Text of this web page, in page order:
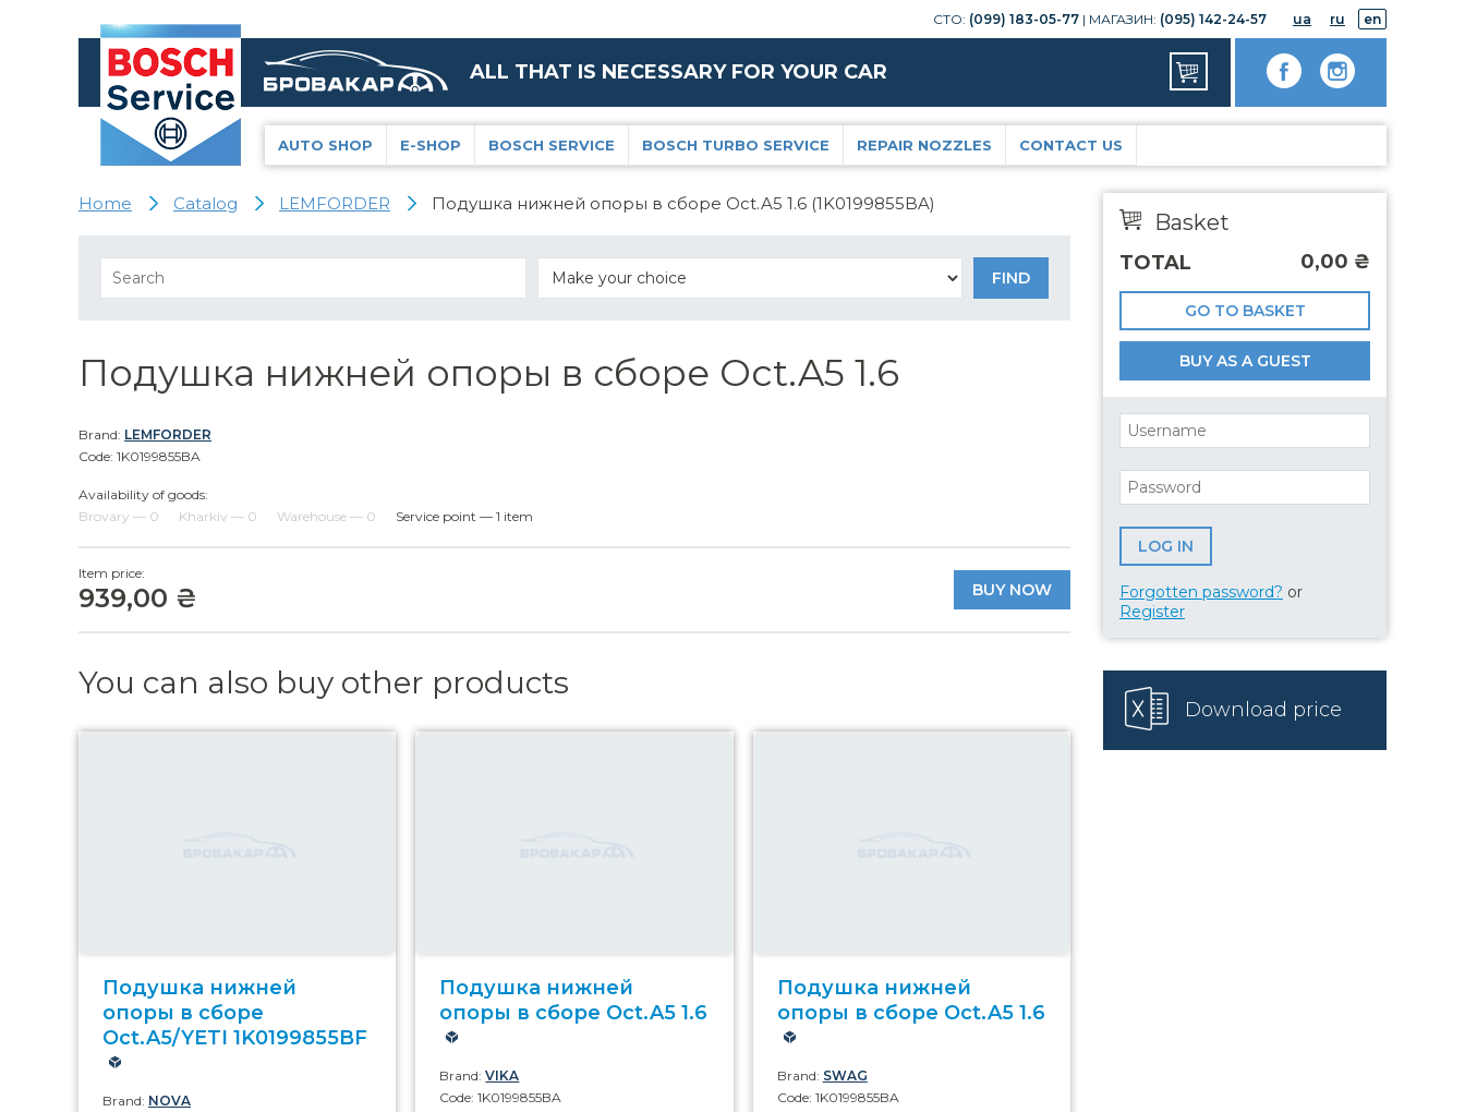
СТО: (099) 183-05-77 | МАГАЗИН: (095) 142-24-57 ua ru en
ALL THAT IS NECESSARY FOR YOUR CAR
AUTO SHOP E-SHOP BOSCH SERVICE BOSCH TURBO SERVICE REPAIR NOZZLES CONTACT US
Home Catalog LEMFORDER Подушка нижней опоры в сборе Oct.A5 1.6 (1K0199855BA)
Подушка нижней опоры в сборе Oct.A5 1.6
Brand: LEMFORDER
Code: 1K0199855BA
Availability of goods:
Brovary — 0
Kharkiv — 0 Warehouse — 0 Service point — 1 item
Item price:
939,00 ₴ BUY NOW
You can also buy other products
Подушка нижней
опоры в сборе
Oct.A5/YETI 1K0199855BF
Brand: NOVA
Подушка нижней
опоры в сборе Oct.A5 1.6
Brand:VIKA
Code: 1K0199855BA
Подушка нижней
опоры в сборе Oct.A5 1.6
Brand: SWAG
Code: 1K0199855BA
Basket
TOTAL 0,00 ₴
GO TO BASKET
BUY AS A GUEST
Forgotten password? or
Register
Download price